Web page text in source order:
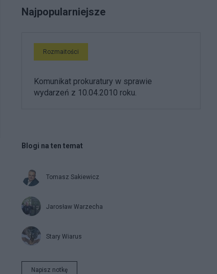
Najpopularniejsze
Rozmaitości
Komunikat prokuratury w sprawie
wydarzeń z 10.04.2010 roku.
Blogi na ten temat
Tomasz Sakiewicz
Jarosław Warzecha
Stary Wiarus
Napisz notkę